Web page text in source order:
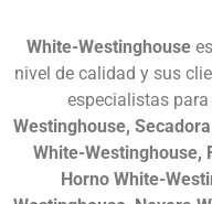
White-Westinghouse
nivel de calidad y sus
especialistas para
Westinghouse,
White-Westinghouse,
Horno White-